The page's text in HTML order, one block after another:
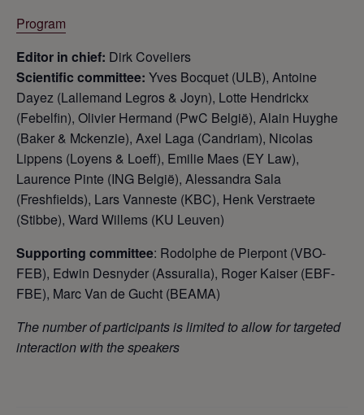
Program
Editor in chief: Dirk Coveliers
Scientific committee: Yves Bocquet (ULB), Antoine
Dayez (Lallemand Legros & Joyn), Lotte Hendrickx
(Febelfin), Olivier Hermand (PwC België), Alain Huyghe
(Baker & Mckenzie), Axel Laga (Candriam), Nicolas
Lippens (Loyens & Loeff), Emilie Maes (EY Law),
Laurence Pinte (ING België), Alessandra Sala
(Freshfields), Lars Vanneste (KBC), Henk Verstraete
(Stibbe), Ward Willems (KU Leuven)
Supporting committee: Rodolphe de Pierpont (VBO-
FEB), Edwin Desnyder (Assuralia), Roger Kaiser (EBF-
FBE), Marc Van de Gucht (BEAMA)
The number of participants is limited to allow for targeted
interaction with the speakers